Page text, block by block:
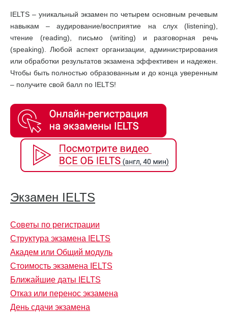
IELTS – уникальный экзамен по четырем основным речевым
навыкам – аудирование/восприятие на слух (listening),
чтение (reading), письмо (writing) и разговорная речь
(speaking). Любой аспект организации, администрирования
или обработки результатов экзамена эффективен и надежен.
Чтобы быть полностью образованным и до конца уверенным
– получите свой балл по IELTS!
Экзамен IELTS
Советы по регистрации
Структура экзамена IELTS
Академ или Общий модуль
Стоимость экзамена IELTS
Ближайшие даты IELTS
Отказ или перенос экзамена
День сдачи экзамена